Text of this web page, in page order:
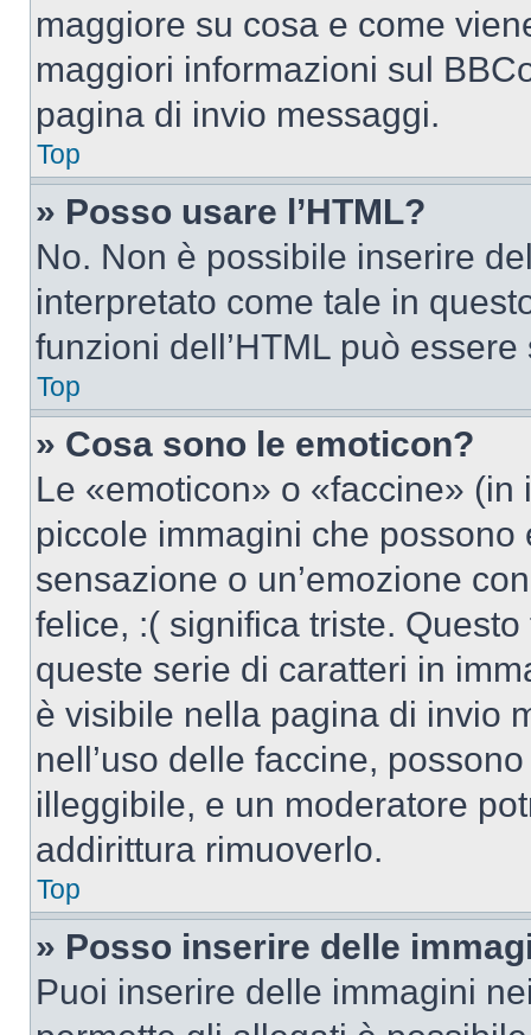
maggiore su cosa e come
maggiori informazioni sul
pagina di invio messaggi.
Top
» Posso usare l’HTML?
No. Non è possibile inserire
interpretato come tale in
funzioni dell’HTML può
Top
» Cosa sono le emoticon?
Le «emoticon» o «faccine»
piccole immagini che
sensazione o un’emozione
felice, :( significa triste.
queste serie di caratteri in
è visibile nella pagina di invio
nell’uso delle faccine,
illeggibile, e un moderatore
addirittura rimuoverlo.
Top
» Posso inserire delle
Puoi inserire delle immagini